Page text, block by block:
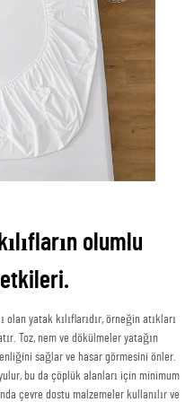
olumlu
olan yatak kılıflarıdır, örneğin atıkları
Toz, nem ve dökülmeler yatağın
sağlar ve hasar görmesini önler.
bu da çöplük alanları için minimum
çevre dostu malzemeler kullanılır ve